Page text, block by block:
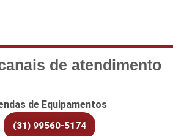
de atendimento
de Equipamentos
(31) 99560-5174